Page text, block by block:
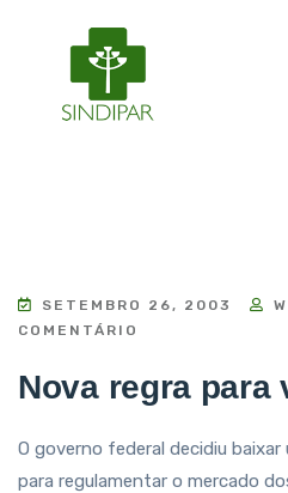
SETEMBRO 26, 2003
COMENTÁRIO
Nova regra para
O governo federal decidiu
para regulamentar o mercado